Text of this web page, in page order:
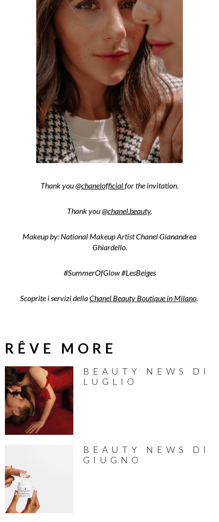
Thank you @chanelofficialfor the invitation.
Thank you @chanel.beauty.
Makeup by: National Makeup Artist Chanel Gianandrea
Ghiardello.
#SummerOfGlow #LesBeiges
Scoprite i servizi dellaChanel Beauty Boutique in Milano.
RÊVE MORE
BEAUTY NEWS DI
LUGLIO
BEAUTY NEWS DI
GIUGNO